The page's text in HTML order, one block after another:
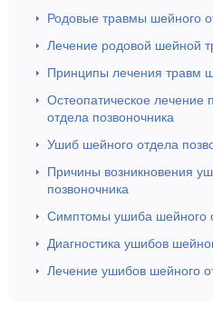
Родовые травмы шейного
Лечение родовой шейной
Принципы лечения травм
Остеопатическое лечение
отдела позвоночника
Ушиб шейного отдела
Причины возникновения
позвоночника
Симптомы ушиба шейного
Диагностика ушибов
Лечение ушибов шейного